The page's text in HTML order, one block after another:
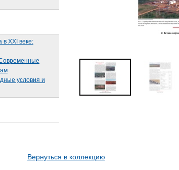
в XXI веке:
условия и
Вернуться в коллекцию